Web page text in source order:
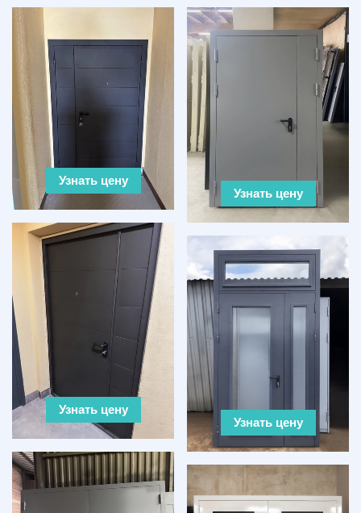
Узнать цену
Узнать цену
Узнать цену
Узнать цену